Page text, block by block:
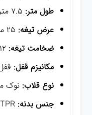
طول متر:
عرض تیغه:
ضخامت تیغه:
مکانیزم قفل:
نوع قلاب: نوک
جنس بدنه: ABS + TPR